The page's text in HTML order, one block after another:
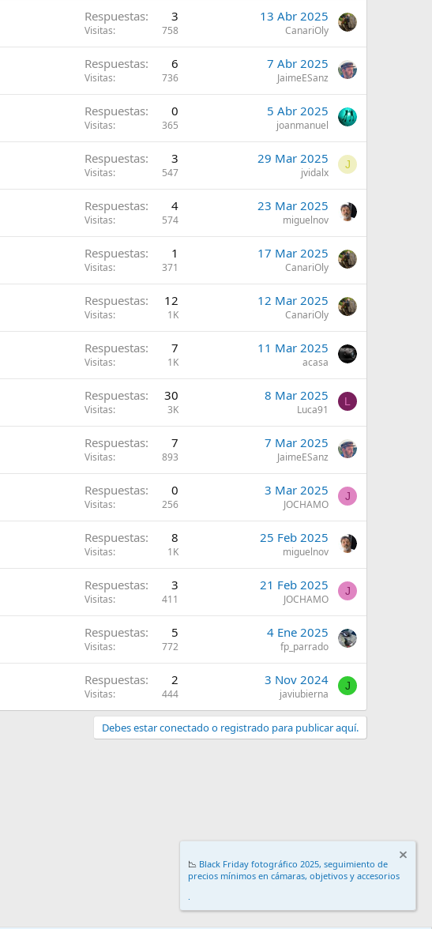
Respuestas 3
Visitas 758
13 Abr 2025
CanariOly
Respuestas 6
Visitas 736
7 Abr 2025
JaimeESanz
Respuestas 0
Visitas 365
5 Abr 2025
joanmanuel
Respuestas 3
Visitas 547
29 Mar 2025
jvidalx
J
Respuestas 4
Visitas 574
23 Mar 2025
miguelnov
Respuestas 1
Visitas 371
17 Mar 2025
CanariOly
Respuestas 12
Visitas 1K
12 Mar 2025
CanariOly
Respuestas 7
Visitas 1K
11 Mar 2025
acasa
Respuestas 30
Visitas 3K
8 Mar 2025
Luca91
L
Respuestas 7
Visitas 893
7 Mar 2025
JaimeESanz
Respuestas 0
Visitas 256
3 Mar 2025
JOCHAMO
J
Respuestas 8
Visitas 1K
25 Feb 2025
miguelnov
Respuestas 3
Visitas 411
21 Feb 2025
JOCHAMO
J
Respuestas 5
Visitas 772
4 Ene 2025
fp_parrado
Respuestas 2
Visitas 444
3 Nov 2024
javiubierna
J
Debes estar conectado o registrado para publicar aquí.
📉 Black Friday fotográfico 2025, seguimiento de
precios mínimos en cámaras, objetivos y accesorios
.